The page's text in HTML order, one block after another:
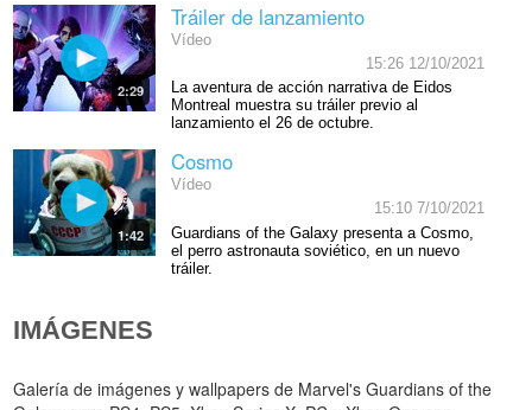
2:29
Tráiler de lanzamiento
Vídeo
15:26 12/10/2021
La aventura de acción narrativa de Eidos
Montreal muestra su tráiler previo al
lanzamiento el 26 de octubre.
1:42
Cosmo
Vídeo
15:10 7/10/2021
Guardians of the Galaxy presenta a Cosmo,
el perro astronauta soviético, en un nuevo
tráiler.
IMÁGENES
Galería de imágenes y wallpapers de Marvel's Guardians of the